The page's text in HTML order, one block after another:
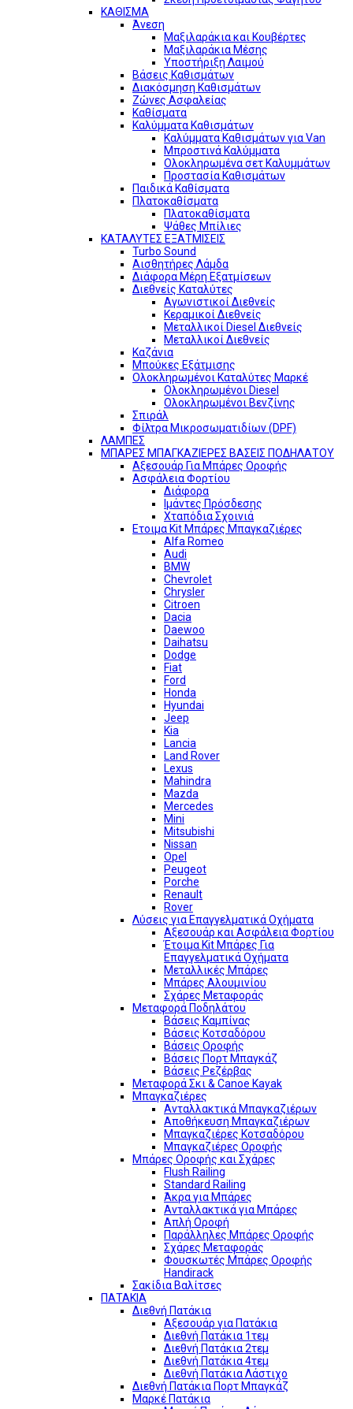
ΚΑΘΙΣΜΑ
Άνεση
Μαξιλαράκια και Κουβέρτες
Μαξιλαράκια Μέσης
Υποστήριξη Λαιμού
Βάσεις Καθισμάτων
Διακόσμηση Καθισμάτων
Ζώνες Ασφαλείας
Καθίσματα
Καλύμματα Καθισμάτων
Καλύμματα Καθισμάτων για Van
Μπροστινά Καλύμματα
Ολοκληρωμένα σετ Καλυμμάτων
Προστασία Καθισμάτων
Παιδικά Καθίσματα
Πλατοκαθίσματα
Πλατοκαθίσματα
Ψάθες Μπίλιες
ΚΑΤΑΛΥΤΕΣ ΕΞΑΤΜΙΣΕΙΣ
Turbo Sound
Αισθητήρες Λάμδα
Διάφορα Μέρη Εξατμίσεων
Διεθνείς Καταλύτες
Αγωνιστικοί Διεθνείς
Κεραμικοί Διεθνείς
Μεταλλικοί Diesel Διεθνείς
Μεταλλικοί Διεθνείς
Καζάνια
Μπούκες Εξάτμισης
Ολοκληρωμένοι Καταλύτες Μαρκέ
Ολοκληρωμένοι Diesel
Ολοκληρωμένοι Βενζίνης
Σπιράλ
Φίλτρα Μικροσωματιδίων (DPF)
ΛΑΜΠΕΣ
ΜΠΑΡΕΣ ΜΠΑΓΚΑΖΙΕΡΕΣ ΒΑΣΕΙΣ ΠΟΔΗΛΑΤΟΥ
Αξεσουάρ Για Μπάρες Οροφής
Ασφάλεια Φορτίου
Διάφορα
Ιμάντες Πρόσδεσης
Χταπόδια Σχοινιά
Ετοιμα Kit Μπάρες Μπαγκαζιέρες
Alfa Romeo
Audi
BMW
Chevrolet
Chrysler
Citroen
Dacia
Daewoo
Daihatsu
Dodge
Fiat
Ford
Honda
Hyundai
Jeep
Kia
Lancia
Land Rover
Lexus
Mahindra
Mazda
Mercedes
Mini
Mitsubishi
Nissan
Opel
Peugeot
Porche
Renault
Rover
Λύσεις για Επαγγελματικά Οχήματα
Αξεσουάρ και Ασφάλεια Φορτίου
Έτοιμα Kit Μπάρες Για
Επαγγελματικά Οχήματα
Μεταλλικές Μπάρες
Μπάρες Αλουμινίου
Σχάρες Μεταφοράς
Μεταφορά Ποδηλάτου
Βάσεις Καμπίνας
Βάσεις Κοτσαδόρου
Βάσεις Οροφής
Βάσεις Πορτ Μπαγκάζ
Βάσεις Ρεζέρβας
Μεταφορά Σκι & Canoe Kayak
Μπαγκαζιέρες
Ανταλλακτικά Μπαγκαζιέρων
Αποθήκευση Μπαγκαζιέρων
Μπαγκαζιέρες Κοτσαδόρου
Μπαγκαζιέρες Οροφής
Μπάρες Οροφής και Σχάρες
Flush Railing
Standard Railing
Άκρα για Μπάρες
Ανταλλακτικά για Μπάρες
Απλή Οροφή
Παράλληλες Μπάρες Οροφής
Σχάρες Μεταφοράς
Φουσκωτές Μπάρες Οροφής
Handirack
Σακίδια Βαλίτσες
ΠΑΤΑΚΙΑ
Διεθνή Πατάκια
Αξεσουάρ για Πατάκια
Διεθνή Πατάκια 1τεμ
Διεθνή Πατάκια 2τεμ
Διεθνή Πατάκια 4τεμ
Διεθνή Πατάκια Λάστιχο
Διεθνή Πατάκια Πορτ Μπαγκάζ
Μαρκέ Πατάκια